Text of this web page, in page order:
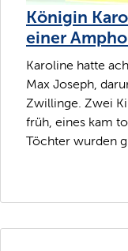
Königin
einer
Karoline hatte
Max Joseph,
Zwillinge. Zwei
früh, eines kam
Töchter wurden